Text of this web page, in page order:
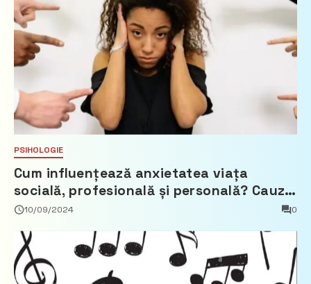
PSIHOLOGIE
Cum influențează anxietatea viața
socială, profesională și personală? Cauze,
simptome și tratament
10/09/2024 0